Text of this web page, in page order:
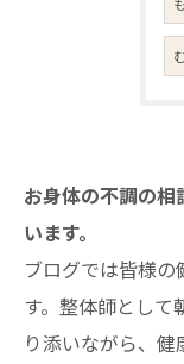
お身体の不調の
います。
ブログでは皆様
す。整体師として
り添いながら、